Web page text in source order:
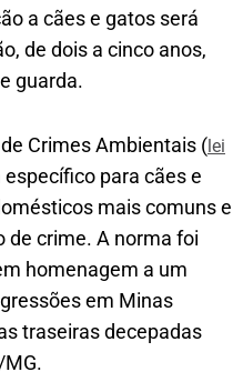
a cães e gatos será
de dois a cinco anos,
guarda.
Crimes Ambientais (lei
para cães e
mais comuns e
de crime. A norma foi
homenagem a um
em Minas
traseiras decepadas